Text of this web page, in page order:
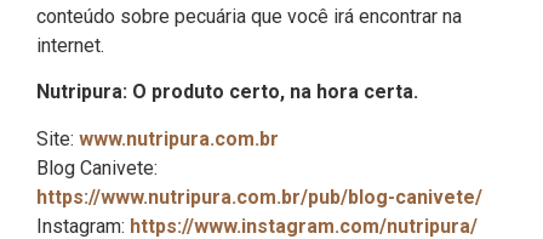
conteúdo sobre pecuária que você irá encontrar na
internet.
Nutripura: O produto certo, na hora certa.
Site: www.nutripura.com.br
Blog Canivete:
https://www.nutripura.com.br/pub/blog-canivete/
Instagram: https://www.instagram.com/nutripura/